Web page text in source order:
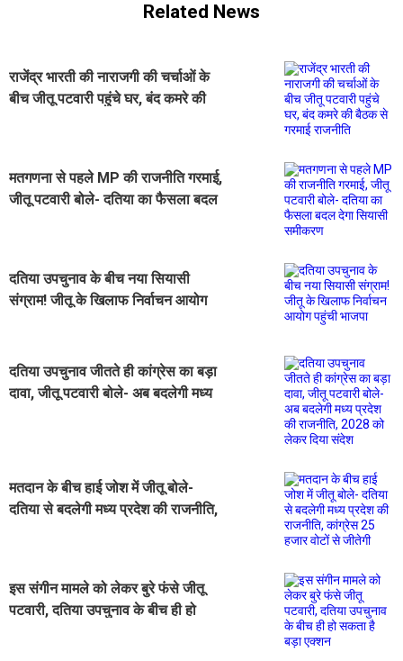
Related News
राजेंद्र भारती की नाराजगी की चर्चाओं के
बीच जीतू पटवारी पहुंचे घर, बंद कमरे की
मतगणना से पहले MP की राजनीति गरमाई,
जीतू पटवारी बोले- दतिया का फैसला बदल
दतिया उपचुनाव के बीच नया सियासी
संग्राम! जीतू के खिलाफ निर्वाचन आयोग
दतिया उपचुनाव जीतते ही कांग्रेस का बड़ा
दावा, जीतू पटवारी बोले- अब बदलेगी मध्य
मतदान के बीच हाई जोश में जीतू बोले-
दतिया से बदलेगी मध्य प्रदेश की राजनीति,
इस संगीन मामले को लेकर बुरे फंसे जीतू
पटवारी, दतिया उपचुनाव के बीच ही हो